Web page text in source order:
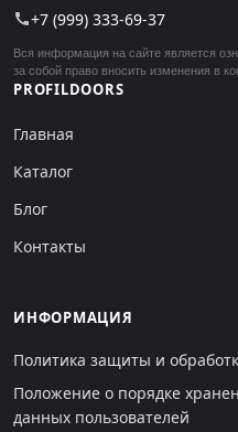
call+7 (999) 333-69-37
Вся информация на сайте является
за собой право вносить изменения в
PROFILDOORS
Главная
Каталог
Блог
Контакты
ИНФОРМАЦИЯ
Политика защиты и
Положение о порядке
данных пользователей